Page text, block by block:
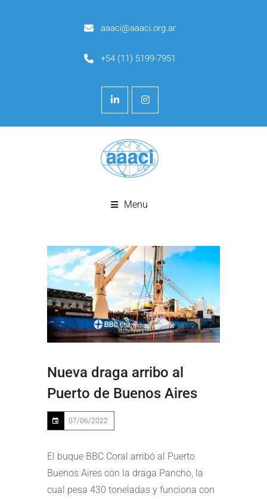
aaaci@aaaci.org.ar
+54 (11) 5199-7951
Menu
Nueva draga arribo al
Puerto de Buenos Aires
07/06/2022
El buque BBC Coral arribó al Puerto
Buenos Aires con la draga Pancho, la
cual pesa 430 toneladas y funciona con